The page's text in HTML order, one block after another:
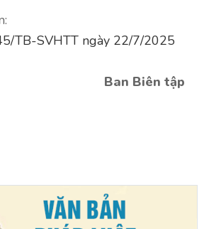
TB-SVHTT ngày 22/7/2025
Ban Biên tập